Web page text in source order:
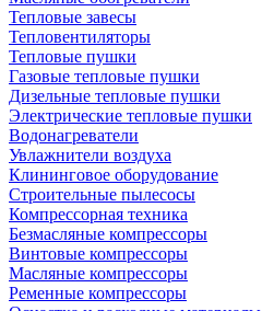
Тепловые завесы
Тепловентиляторы
Тепловые пушки
Газовые тепловые пушки
Дизельные тепловые пушки
Электрические тепловые пушки
Водонагреватели
Увлажнители воздуха
Клининговое оборудование
Строительные пылесосы
Компрессорная техника
Безмасляные компрессоры
Винтовые компрессоры
Масляные компрессоры
Ременные компрессоры